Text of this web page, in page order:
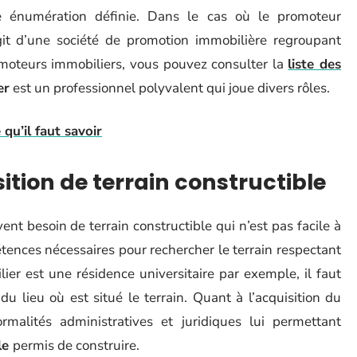
définie. Dans le cas où le promoteur
d’une société de promotion immobilière regroupant
immobiliers, vous pouvez consulter la liste des
est un professionnel polyvalent qui joue divers rôles.
faut savoir
de terrain constructible
besoin de terrain constructible qui n’est pas facile à
nécessaires pour rechercher le terrain respectant
est une résidence universitaire par exemple, il faut
lieu où est situé le terrain. Quant à l’acquisition du
administratives et juridiques lui permettant
permis de construire.